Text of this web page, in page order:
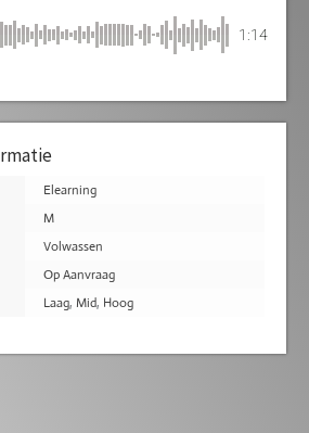
1:14
Elearning
M
Volwassen
Op Aanvraag
Laag, Mid, Hoog